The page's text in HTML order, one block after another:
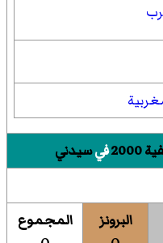
فيسيدني
البرونز المجموع